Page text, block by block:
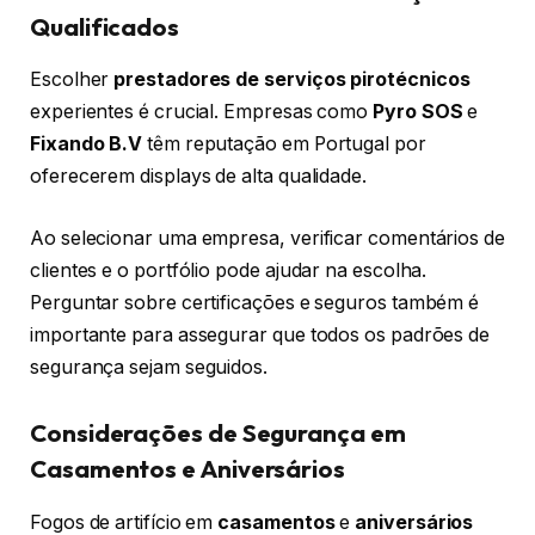
Qualificados
Escolher prestadores de serviços pirotécnicos
experientes é crucial. Empresas como Pyro SOS e
Fixando B.V têm reputação em Portugal por
oferecerem displays de alta qualidade.
Ao selecionar uma empresa, verificar comentários de
clientes e o portfólio pode ajudar na escolha.
Perguntar sobre certificações e seguros também é
importante para assegurar que todos os padrões de
segurança sejam seguidos.
Considerações de Segurança em
Casamentos e Aniversários
Fogos de artifício em casamentose aniversários